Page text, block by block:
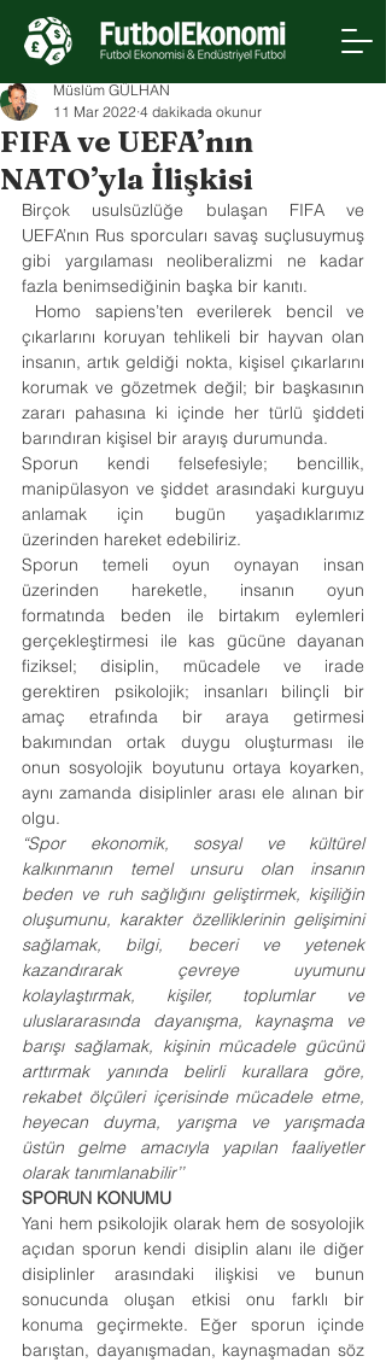
FIFA ve UEFA’nın
NATO’yla İlişkisi
Müslüm GÜLHAN
11 Mar 2022 4 dakikada okunur
Birçok usulsüzlüğe bulaşan FIFA ve
UEFA’nın Rus sporcuları savaş suçlusuymuş
gibi yargılaması neoliberalizmi ne kadar
fazla benimsediğinin başka bir kanıtı.
Homo sapiens’ten everilerek bencil ve
çıkarlarını koruyan tehlikeli bir hayvan olan
insanın, artık geldiği nokta, kişisel çıkarlarını
korumak ve gözetmek değil; bir başkasının
zararı pahasına ki içinde her türlü şiddeti
barındıran kişisel bir arayış durumunda.
Sporun kendi felsefesiyle; bencillik,
manipülasyon ve şiddet arasındaki kurguyu
anlamak için bugün yaşadıklarımız
üzerinden hareket edebiliriz.
Sporun temeli oyun oynayan insan
üzerinden hareketle, insanın oyun
formatında beden ile birtakım eylemleri
gerçekleştirmesi ile kas gücüne dayanan
fiziksel; disiplin, mücadele ve irade
gerektiren psikolojik; insanları bilinçli bir
amaç etrafında bir araya getirmesi
bakımından ortak duygu oluşturması ile
onun sosyolojik boyutunu ortaya koyarken,
aynı zamanda disiplinler arası ele alınan bir
olgu.
“Spor ekonomik, sosyal ve kültürel
kalkınmanın temel unsuru olan insanın
beden ve ruh sağlığını geliştirmek, kişiliğin
oluşumunu, karakter özelliklerinin gelişimini
sağlamak, bilgi, beceri ve yetenek
kazandırarak çevreye uyumunu
kolaylaştırmak, kişiler, toplumlar ve
uluslararasında dayanışma, kaynaşma ve
barışı sağlamak, kişinin mücadele gücünü
arttırmak yanında belirli kurallara göre,
rekabet ölçüleri içerisinde mücadele etme,
heyecan duyma, yarışma ve yarışmada
üstün gelme amacıyla yapılan faaliyetler
olarak tanımlanabilir’’
SPORUN KONUMU
Yani hem psikolojik olarak hem de sosyolojik
açıdan sporun kendi disiplin alanı ile diğer
disiplinler arasındaki ilişkisi ve bunun
sonucunda oluşan etkisi onu farklı bir
konuma geçirmekte. Eğer sporun içinde
barıştan, dayanışmadan, kaynaşmadan söz